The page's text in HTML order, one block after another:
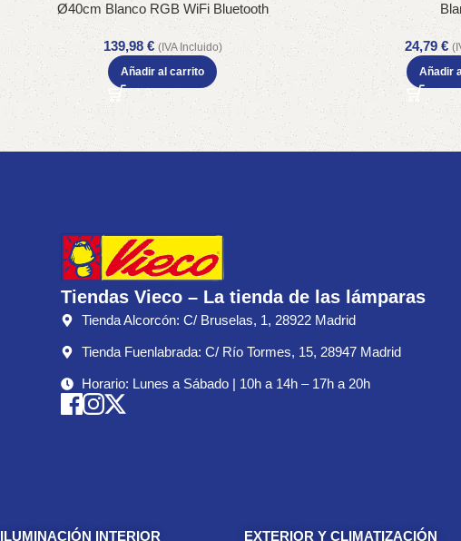
Ø40cm Blanco RGB WiFi Bluetooth
139,98€ (IVA Incluido)
Añadir al carrito
24,79€
Añadir
Tiendas Vieco – La tienda de las lámparas
Tienda Alcorcón: C/ Bruselas, 1, 28922 Madrid
Tienda Fuenlabrada: C/ Río Tormes, 15, 28947 Madrid
Horario: Lunes a Sábado | 10h a 14h – 17h a 20h
ILUMINACIÓN INTERIOR EXTERIOR Y CLIMATIZACIÓN